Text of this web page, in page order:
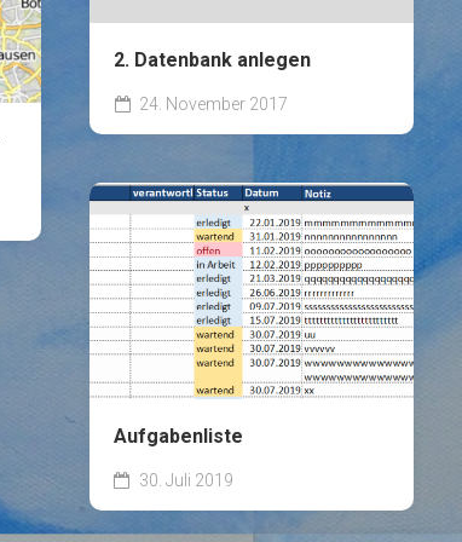
2. Datenbank anlegen
24. November 2017
Aufgabenliste
30. Juli 2019